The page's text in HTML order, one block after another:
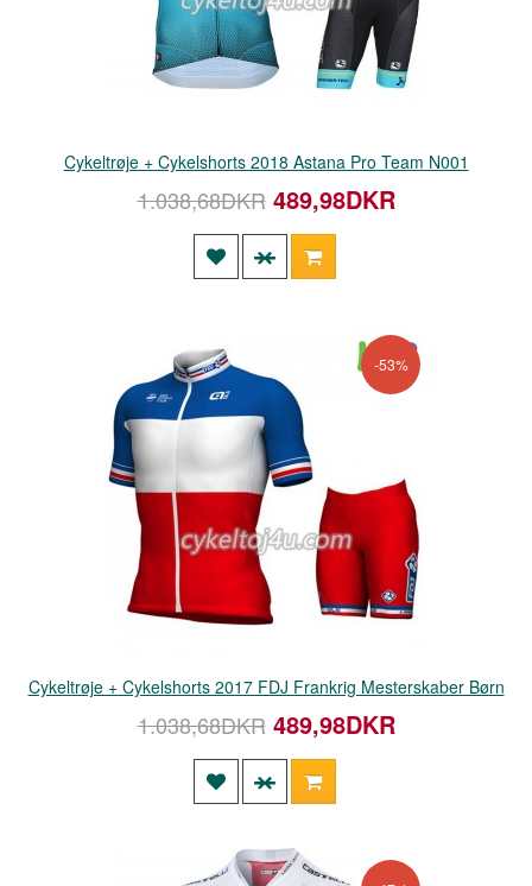
Cykeltrøje + Cykelshorts 2018 Astana Pro Team N001
1.038,68DKR 489,98DKR
-53%
Cykeltrøje + Cykelshorts 2017 FDJ Frankrig Mesterskaber Børn
1.038,68DKR 489,98DKR